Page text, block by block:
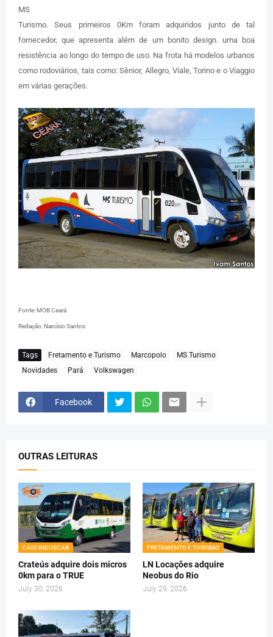
MS
Turismo. Seus primeiros 0Km foram adquiridos junto de tal
fornecedor, que apresenta além de um bonito design. uma boa
resistência ao longo do tempo de uso. Na frota há modelos urbanos
como rodoviários, tais como: Sênior, Allegro, Viale, Torino e o Viaggio
em várias gerações.
Fonte: MOB Ceará
Redação: Narcísio Santos
Tags Fretamento e Turismo Marcopolo
MS Turismo
Novidades
Pará Volkswagen
Facebook
OUTRAS LEITURAS
CAIO INDUSCAR
Crateús adquire dois micros
0km para o TRUE
July 30, 2026
FRETAMENTO E TURISMO
LN Locações adquire
Neobus do Rio
July 29, 2026